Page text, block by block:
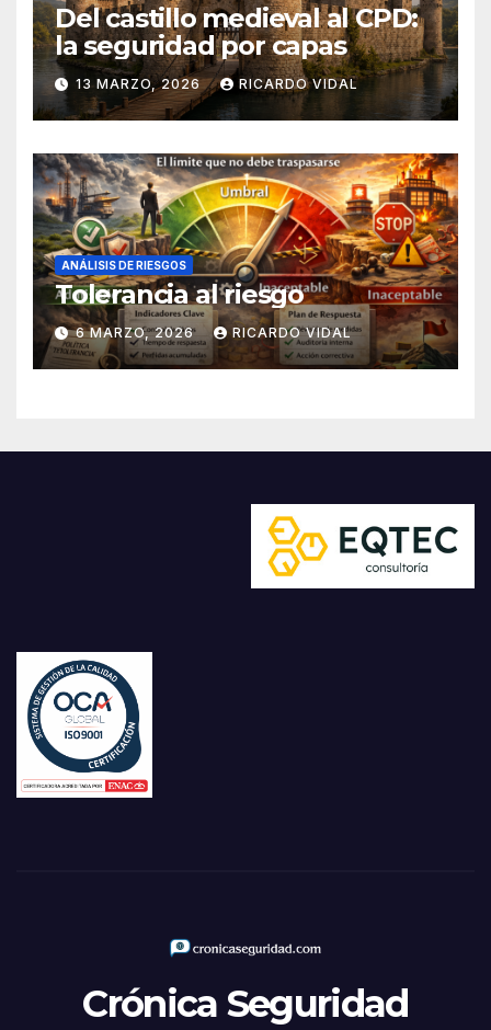
Del castillo medieval al CPD:
la seguridad por capas
13 MARZO, 2026 RICARDO VIDAL
ANÁLISIS DE RIESGOS
Tolerancia al riesgo
6 MARZO, 2026 RICARDO VIDAL
Crónica Seguridad